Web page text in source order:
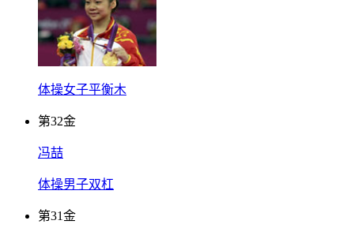
体操女子平衡木
第32金
冯喆
体操男子双杠
第31金